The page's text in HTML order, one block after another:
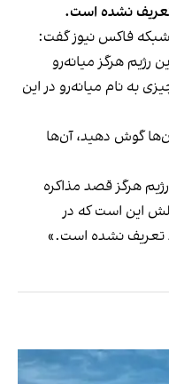
تعریف نشده است.
شبکه فاکس نیوز گفت:
رژیم هرگز میانه‌رو
به نام میانه‌رو در این
گوش دهید، آن‌ها
هرگز قصد مذاکره
این است که در
تعریف نشده است.»